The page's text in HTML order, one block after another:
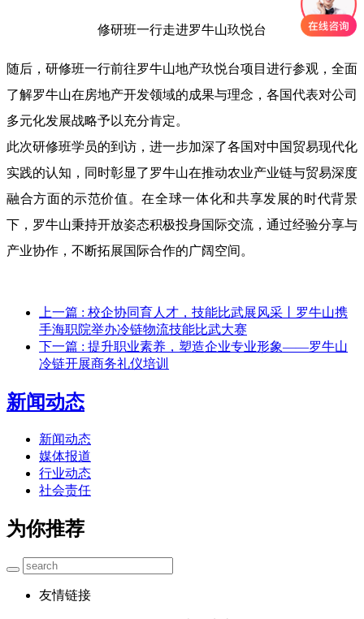
修研班一行走进罗牛山玖悦台
随后，研修班一行前往罗牛山地产玖悦台项目进行参观，全面
了解罗牛山在房地产开发领域的成果与理念，各国代表对公司
多元化发展战略予以充分肯定。
此次研修班学员的到访，进一步加深了各国对中国贸易现代化
实践的认知，同时彰显了罗牛山在推动农业产业链与贸易深度
融合方面的示范价值。在全球一体化和共享发展的时代背景
下，罗牛山秉持开放姿态积极投身国际交流，通过经验分享与
产业协作，不断拓展国际合作的广阔空间。
上一篇 : 校企协同育人才，技能比武展风采丨罗牛山携
手海职院举办冷链物流技能比武大赛
下一篇 : 提升职业素养，塑造企业专业形象——罗牛山
冷链开展商务礼仪培训
新闻动态
新闻动态
媒体报道
行业动态
社会责任
为你推荐
友情链接